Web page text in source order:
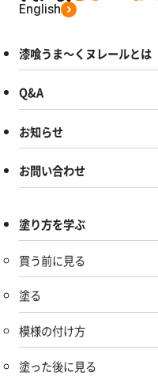
English
漆喰うま～くヌレールとは
Q&A
お知らせ
お問い合わせ
塗り方を学ぶ
買う前に見る
塗る
模様の付け方
塗った後に見る